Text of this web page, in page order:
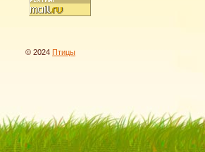
© 2024 Птицы